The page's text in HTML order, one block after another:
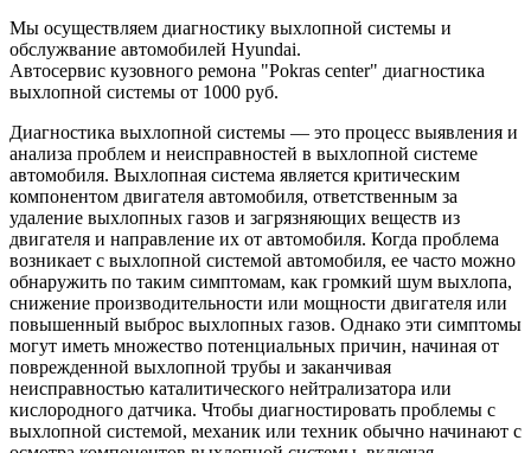
Мы осуществляем диагностику выхлопной системы и
обслужвание автомобилей Hyundai.
Автосервис кузовного ремона "Pokras center" диагностика
выхлопной системы от 1000 руб.
Диагностика выхлопной системы — это процесс выявления и
анализа проблем и неисправностей в выхлопной системе
автомобиля. Выхлопная система является критическим
компонентом двигателя автомобиля, ответственным за
удаление выхлопных газов и загрязняющих веществ из
двигателя и направление их от автомобиля. Когда проблема
возникает с выхлопной системой автомобиля, ее часто можно
обнаружить по таким симптомам, как громкий шум выхлопа,
снижение производительности или мощности двигателя или
повышенный выброс выхлопных газов. Однако эти симптомы
могут иметь множество потенциальных причин, начиная от
поврежденной выхлопной трубы и заканчивая
неисправностью каталитического нейтрализатора или
кислородного датчика. Чтобы диагностировать проблемы с
выхлопной системой, механик или техник обычно начинают с